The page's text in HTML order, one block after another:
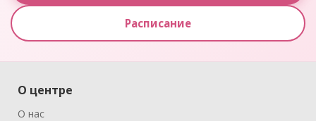
Расписание
О центре
О нас